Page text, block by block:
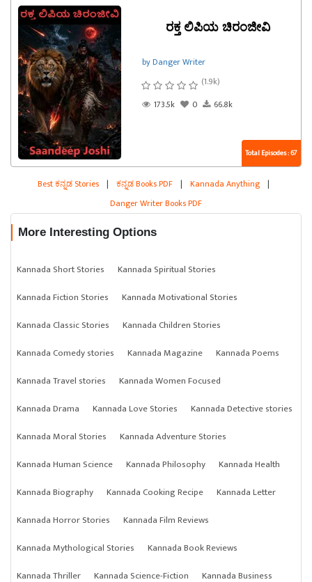
ರಕ್ತ ಲಿಪಿಯ ಚಿರಂಜೀವಿ
by Danger Writer
(1.9k)
173.5k
0 66.8k
Total Episodes : 67
Best ಕನ್ನಡ Stories | ಕನ್ನಡ Books PDF | Kannada Anything |
Danger Writer Books PDF
More Interesting Options
Kannada Short Stories
Kannada Spiritual Stories
Kannada Fiction Stories
Kannada Motivational Stories
Kannada Classic Stories
Kannada Children Stories
Kannada Comedy stories
Kannada Magazine
Kannada Poems
Kannada Travel stories
Kannada Women Focused
Kannada Drama
Kannada Love Stories
Kannada Detective stories
Kannada Moral Stories
Kannada Adventure Stories
Kannada Human Science
Kannada Philosophy
Kannada Health
Kannada Biography
Kannada Cooking Recipe
Kannada Letter
Kannada Horror Stories
Kannada Film Reviews
Kannada Mythological Stories
Kannada Book Reviews
Kannada Thriller
Kannada Science-Fiction Kannada Business